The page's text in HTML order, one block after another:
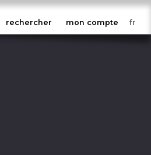
rechercher mon compte